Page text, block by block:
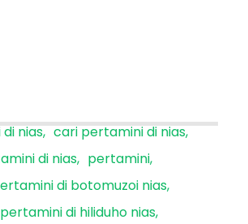
nias cari pertamini di nias
di nias
pertamini
di botomuzoi nias
pertamini di hiliduho nias